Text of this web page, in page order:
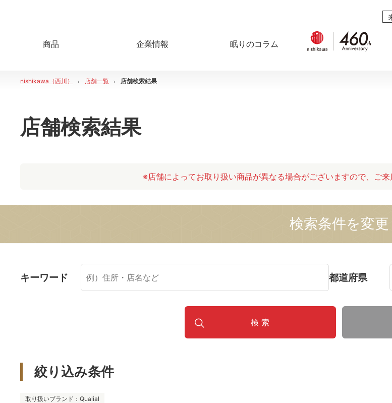
商品 企業情報 眠りのコラム
nishikawa（西川） 店舗一覧 店舗検索結果
店舗検索結果
※店舗によってお取り扱い商品が異なる場合がございますので、ご来
検索条件を変更
キーワード 都道府県
絞り込み条件
取り扱いブランド：Qualial